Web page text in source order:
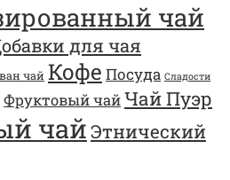
чай
для чая
чай Кофе Посуда Сладости
Фруктовый чайЧай Пуэр
чайЭтнический